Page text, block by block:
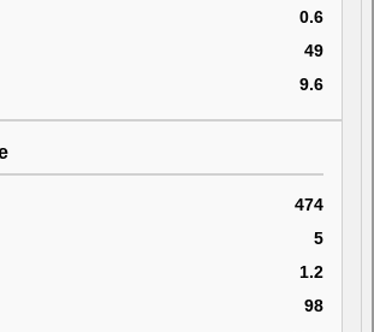
0.6
49
9.6
474
5
1.2
98